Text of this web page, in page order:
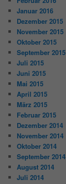
Januar 2016
Dezember 2015
November 2015
Oktober 2015
September 2015
Juli 2015
Juni 2015
Mai 2015
April 2015
März 2015
Februar 2015
Dezember 2014
November 2014
Oktober 2014
September 2014
August 2014
Juli 2014